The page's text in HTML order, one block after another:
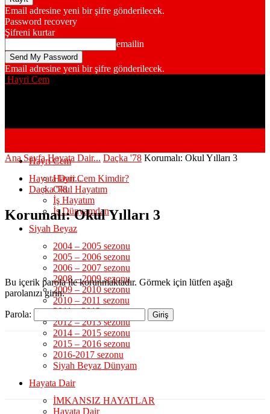
Email adresine yeni bir şifre gönderilecek.
Password recovery
Şifreni kurtar
emailin
Email adresine yeni bir şifre gönderilecek.
Hayri Cem
Hayri Cem
Hayri Cem Kimdir?
Okul Hayatım
İş Hayatım
İş Dünyamdan
Siyah Beyaz
2004 – 2005 sezonu
2005 – 2006 sezonu
2006 – 2007 sezonu
2008 – 2009 sezonu
2009 – 2010 sezonu
2010 – 2011 sezonu
2011 – 2012 sezonu
2012 – 2013 sezonu
2014 – 2015 sezonu
2015 – 2016 sezonu
2016-2017 sezonu
Siyah Beyaz Dünyam
Hayata Dair
İMKANSIZ HAYATLAR
Hayata Dair
Ana Sayfa Hayata Dair... Daçka '78 Korumalı: Okul Yılları 3
Hayata Dair...
Daçka '78
Korumalı: Okul Yılları 3
Bu içerik parola ile korunmaktadır. Görmek için lütfen aşağı
parolanızı girin:
Parola: